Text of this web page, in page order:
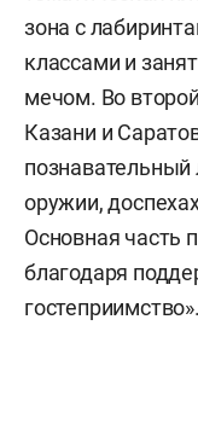
зона с
классами и
мечом. Во
Казани и
познавательный
оружии,
Основная часть
благодаря
гостеприимство».